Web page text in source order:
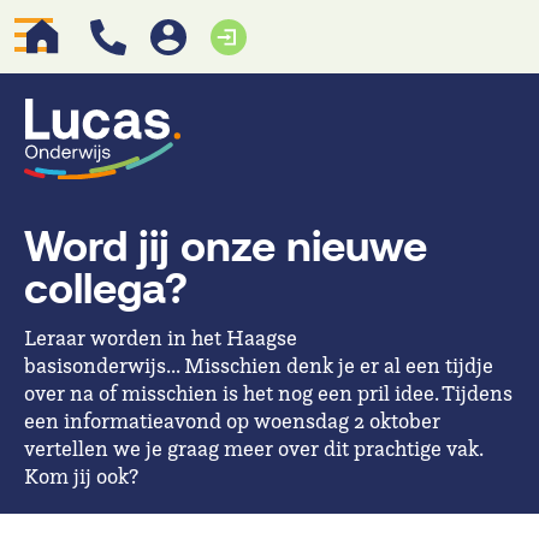
Word jij onze nieuwe
collega?
Leraar worden in het Haagse
basisonderwijs... Misschien denk je er al een tijdje
over na of misschien is het nog een pril idee. Tijdens
een informatieavond op woensdag 2 oktober
vertellen we je graag meer over dit prachtige vak.
Kom jij ook?